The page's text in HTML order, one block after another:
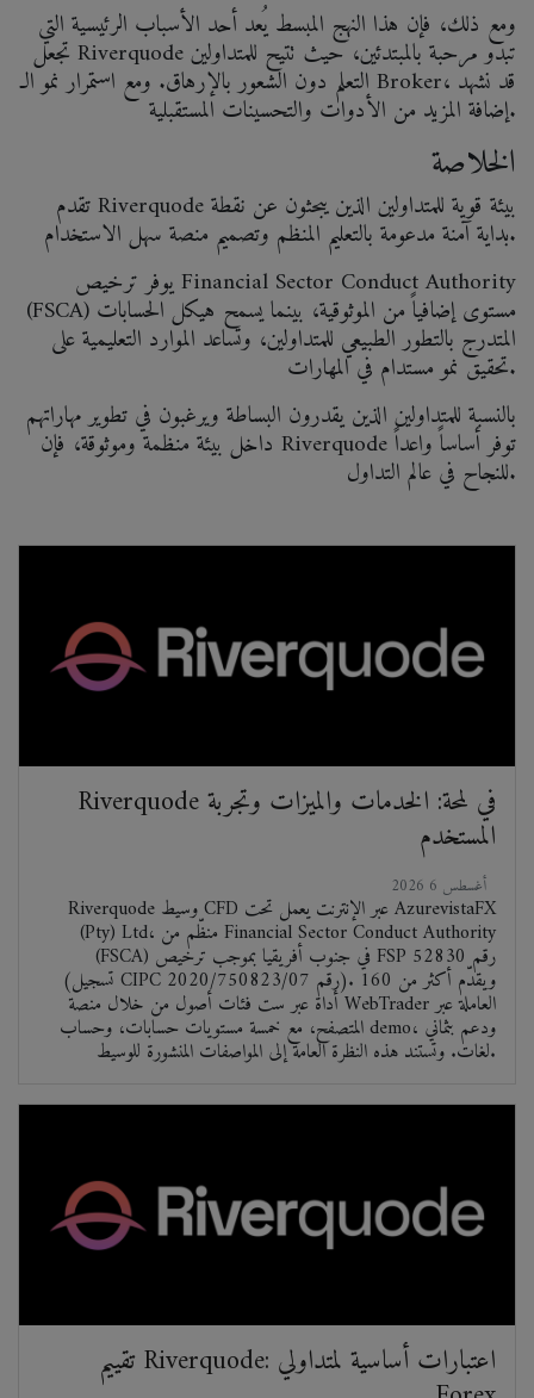
ومع ذلك، فإن هذا النهج المبسط يُعد أحد الأسباب الرئيسية التي
تجعل Riverquode تبدو مرحبة بالمبتدئين، حيث تتيح للمتداولين
التعلم دون الشعور بالإرهاق. ومع استمرار نمو الـ Broker، قد نشهد
إضافة المزيد من الأدوات والتحسينات المستقبلية.
الخلاصة
تقدم Riverquode بيئة قوية للمتداولين الذين يبحثون عن نقطة
بداية آمنة مدعومة بالتعليم المنظم وتصميم منصة سهل الاستخدام.
يوفر ترخيص Financial Sector Conduct Authority
(FSCA) مستوى إضافياً من الموثوقية، بينما يسمح هيكل الحسابات
المتدرج بالتطور الطبيعي للمتداولين، وتساعد الموارد التعليمية على
تحقيق نمو مستدام في المهارات.
بالنسبة للمتداولين الذين يقدرون البساطة ويرغبون في تطوير مهاراتهم
داخل بيئة منظمة وموثوقة، فإن Riverquode توفر أساساً واعداً
للنجاح في عالم التداول.
Riverquode في لمحة: الخدمات والميزات وتجربة
المستخدم
Riverquode وسيط CFD عبر الإنترنت يعمل تحت AzurevistaFX
(Pty) Ltd، منظّم من Financial Sector Conduct Authority
(FSCA) في جنوب أفريقيا بموجب ترخيص FSP رقم 52830
(تسجيل CIPC رقم 2020/750823/07). ويقدّم أكثر من 160
أداة عبر ست فئات أصول من خلال منصة WebTrader العاملة عبر
المتصفح، مع خمسة مستويات حسابات، وحساب demo، ودعم بثماني
لغات. وتستند هذه النظرة العامة إلى المواصفات المنشورة للوسيط.
تقييم Riverquode: اعتبارات أساسية لمتداولي